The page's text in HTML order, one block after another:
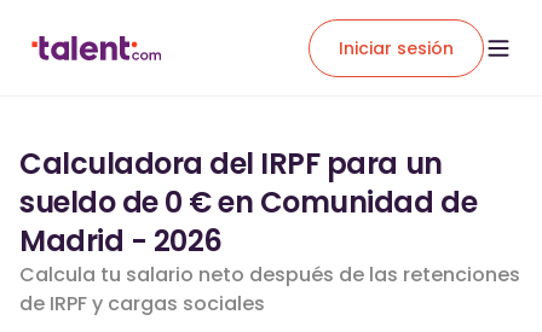
Iniciar sesión
Calculadora del IRPF para un
sueldo de 0 € en Comunidad de
Madrid - 2026
Calcula tu salario neto después de las retenciones
de IRPF y cargas sociales